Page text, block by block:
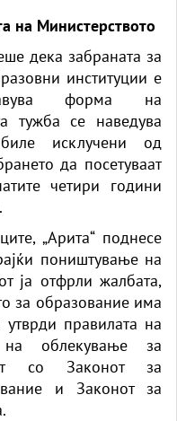
на Министерството
дека забраната за
институции е
форма на
тужба се наведува
исклучени од
да посетуваат
четири години
„Арита“ поднесе
поништување на
ја отфрли жалбата,
за образование има
правилата на
облекување за
со Законот за
и Законот за